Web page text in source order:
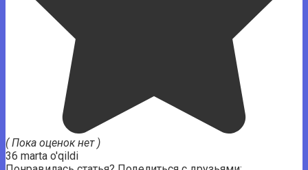
( Пока оценок нет )
36 marta o'qildi